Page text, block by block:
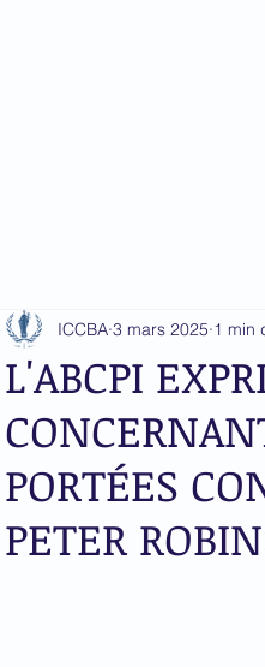
L'ABCPI
PORTÉES
PETER
ICCBA 3 mars 2025 1 min